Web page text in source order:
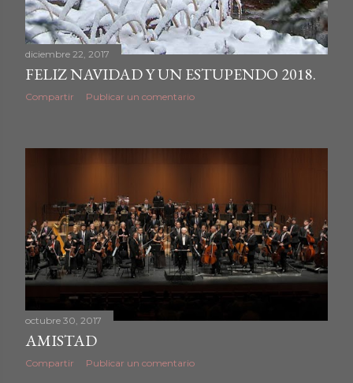
diciembre 22, 2017
FELIZ NAVIDAD Y UN ESTUPENDO 2018.
Compartir Publicar un comentario
octubre 30, 2017
AMISTAD
Compartir Publicar un comentario